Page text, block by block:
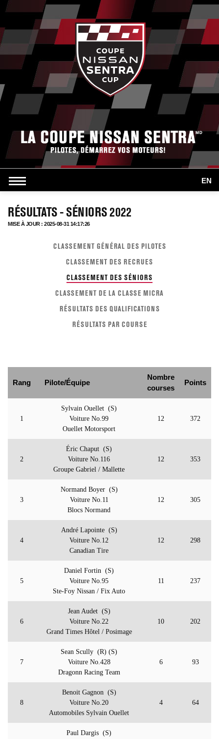
EN
RÉSULTATS - SÉNIORS 2022
MISE À JOUR : 2025-08-31 14:17:26
CLASSEMENT GÉNÉRAL DES PILOTES
CLASSEMENT DES RECRUES
CLASSEMENT DES SÉNIORS
CLASSEMENT DE LA CLASSE MICRA
RÉSULTATS DES QUALIFICATIONS
RÉSULTATS PAR COURSE
Rang Pilote/Équipe
Nombre
courses
Points
1
Sylvain Ouellet (S)
Voiture No.99
Ouellet Motorsport
12 372
2
Éric Chaput (S)
Voiture No.116
Groupe Gabriel / Mallette
12 353
3
Normand Boyer (S)
Voiture No.11
Blocs Normand
12 305
4
André Lapointe (S)
Voiture No.12
Canadian Tire
12 298
5
Daniel Fortin (S)
Voiture No.95
Ste-Foy Nissan / Fix Auto
11 237
6
Jean Audet (S)
Voiture No.22
Grand Times Hôtel / Posimage
10 202
7
Sean Scully (R) (S)
Voiture No.428
Dragonn Racing Team
6 93
8
Benoit Gagnon (S)
Voiture No.20
Automobiles Sylvain Ouellet
4 64
Paul Dargis (S)